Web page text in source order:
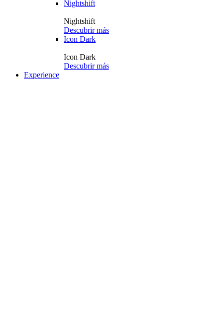
Nightshift
Nightshift
Descubrir más
Icon Dark
Icon Dark
Descubrir más
Experience